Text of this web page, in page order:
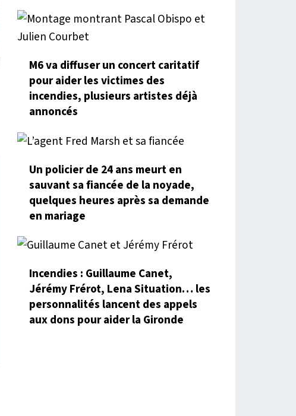
M6 va diffuser un concert caritatif
pour aider les victimes des
incendies, plusieurs artistes déjà
annoncés
Un policier de 24 ans meurt en
sauvant sa fiancée de la noyade,
quelques heures après sa demande
en mariage
Incendies : Guillaume Canet,
Jérémy Frérot, Lena Situation… les
personnalités lancent des appels
aux dons pour aider la Gironde